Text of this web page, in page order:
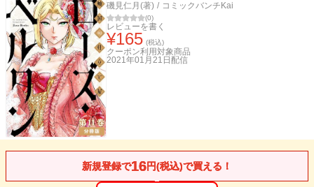
磯見仁月(著) / コミックバンチKai
(0)
レビューを書く
¥165 (税込)
クーポン利用対象商品
2021年01月21日 配信
新規登録で16円(税込)で買える！